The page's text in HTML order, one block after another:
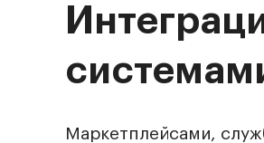
Маркетплейсами,